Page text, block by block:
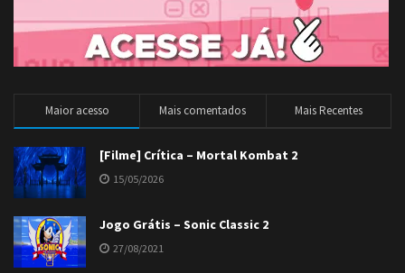
Maior acesso Mais comentados Mais Recentes
[Filme] Crítica – Mortal Kombat 2
15/05/2026
Jogo Grátis – Sonic Classic 2
27/08/2021